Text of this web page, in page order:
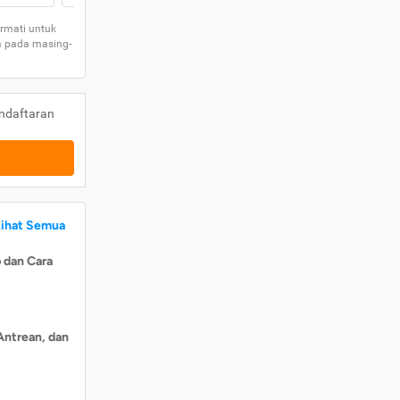
untuk
pada masing-
Semua
Cara
dan